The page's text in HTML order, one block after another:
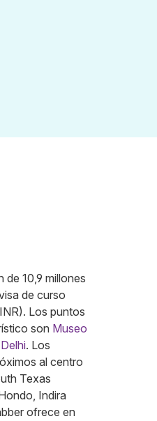
de 10,9 millones
de curso
Los puntos
son Museo
. Los
al centro
Texas
Indira
ofrece en